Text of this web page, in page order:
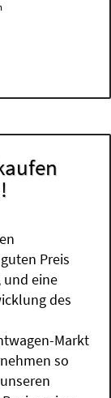
Preis
und eine
des
Markt
so